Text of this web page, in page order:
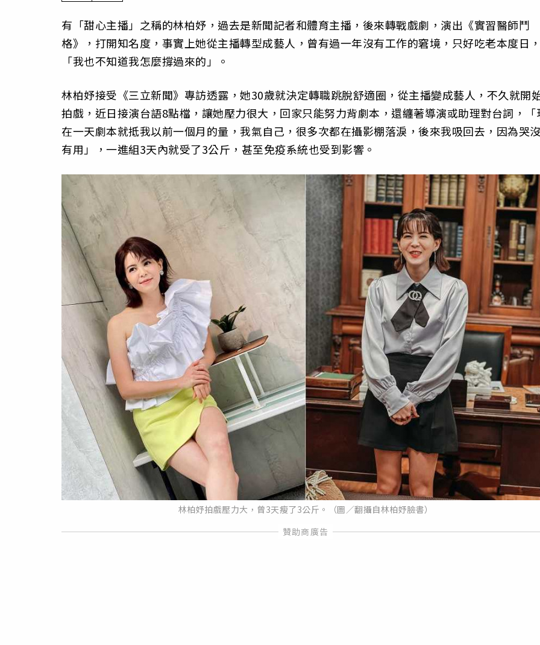
有「甜心主播」之稱的林柏妤，過去是新聞記者和體育主播，後來轉戰戲劇，演出《實習醫師鬥
格》，打開知名度，事實上她從主播轉型成藝人，曾有過一年沒有工作的窘境，只好吃老本度日
「我也不知道我怎麼撐過來的」。
林柏妤接受《三立新聞》專訪透露，她30歲就決定轉職跳脫舒適圈，從主播變成藝人，不久就開
拍戲，近日接演台語8點檔，讓她壓力很大，回家只能努力背劇本，還纏著導演或助理對台詞，「
在一天劇本就抵我以前一個月的量，我氣自己，很多次都在攝影棚落淚，後來我吸回去，因為哭
有用」，一進組3天內就受了3公斤，甚至免疫系統也受到影響。
林柏妤拍戲壓力大，曾3天瘦了3公斤。（圖／翻攝自林柏妤臉書）